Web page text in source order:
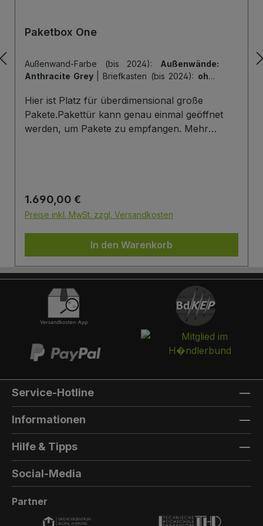
Paketbox One
Außenwand-Farbe (bis 2024): Außenwände:
Anthracite Grey
Briefkasten (bis 2024): ohne
Hintertür | Tiefe der Paketbox (bis 2024):
cm Außenmaß (Standard) | Tür-Farbe (bis
2024):Tür: Anthracite Grey
Hier ist Platz für überdimensional große
Pakete.Pakettür kann genau einmal geöffnet
werden, um Pakete zu empfangen. Mehr
Die Tür wird immer mit einem Halbzylinder
ausgestattet. Das heißt, Sie können den selben
Ihrer Haustüre haben und die Paketbox mit
dem selben Schlüssel öffnen.
Briefkasten:Optional kann ein Briefkasten
integriert werden. Die Post landet in einem
separaten und absperrbaren Auffangkorb.
Hintertür:Auf der Rückseite können Sie eine
Hintertür integrieren. Die Farbe der Hintertür ist
immer die gleiche Farbe, wie die Türfarbe
vorne. Außenmaterial: 8mm HPL(High
Firma Trespa Bei Sonderfarbe: Bezeichnung
der TürfarbeGeben Sie hier den Namen Ihrer
Wunschfarbe an.Die Lieferzeit bei
Sonderfarben verlängert sich um 5 bis 6
AußenfarbeGeben Sie hier den Namen der
Wunschfarbe an.Hinweis: Falls Sie die Türfarbe
in der selben Farbe wie die Außenwandfarbe
berechnet wird.Die Lieferzeit bei Sonderfarben
Regulärer Preis:
1.690,00 €
Preise inkl. MwSt. zzgl. Versandkosten
In den Warenkorb
Service-Hotline
Informationen
Hilfe & Tipps
Social-Media
Partner